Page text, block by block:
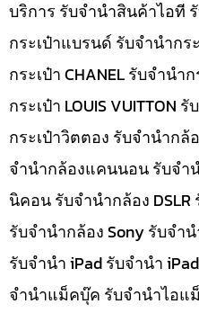
บริการ รับจำนำสินค้าไอที
กระเป๋าแบรนด์ รับจำนำก
กระเป๋า CHANEL รับจำน
กระเป๋า LOUIS VUITTON
กระเป๋าวิตตอง รับจำนำกล้
จำนำกล้องแคนนอน รับจำ
นิคอน รับจำนำกล้อง
รับจำนำกล้อง Sony รับจำ
รับจำนำ iPad รับจำนำ
จำนำแม็คบุ๊ค รับจำนำไอแ